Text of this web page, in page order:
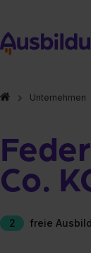
Unternehmen
Co.
2 freie